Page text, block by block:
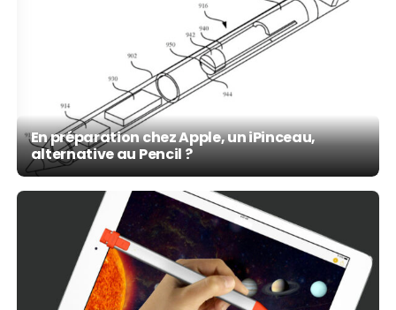
En préparation chez Apple, un iPinceau,
alternative au Pencil ?